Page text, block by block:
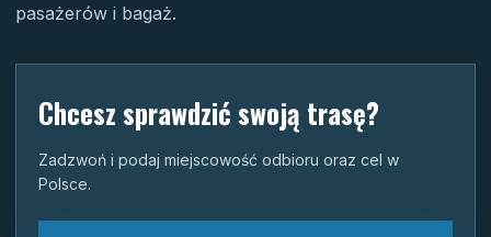
pasażerów i bagaż.
Chcesz sprawdzić swoją trasę?
Zadzwoń i podaj miejscowość odbioru oraz cel w
Polsce.